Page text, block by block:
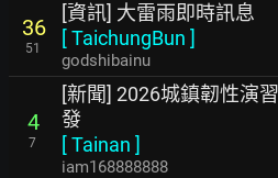
36
51
[資訊] 大雷雨即時訊息
[TaichungBun ]
godshibainu
4
7
[新聞] 2026城鎮韌性演
發
[Tainan ]
iam168888888